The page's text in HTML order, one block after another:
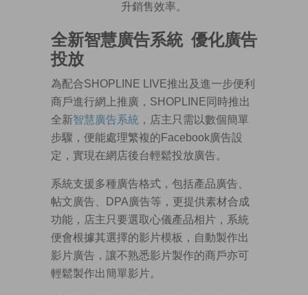
升銷售效率。
全新智慧廣告系統 優化廣告
投放
為配合SHOPLINE LIVE推出及進一步便利
商戶進行網上推廣，SHOPLINE同時推出
全新智慧廣告系統 ，店主只需以數個簡單
步驟，便能處理繁複的Facebook廣告設
定，實現在網店後台輕鬆投放廣告。
系統支援多種廣告格式，包括產品廣告、
帖文廣告、DPA廣告等，更提供素材合成
功能，店主只要選取心儀產品相片，系統
便會根據其選擇的影片模板，自動製作出
影片廣告，讓不熟悉影片製作的商戶亦可
輕鬆製作出簡單影片。